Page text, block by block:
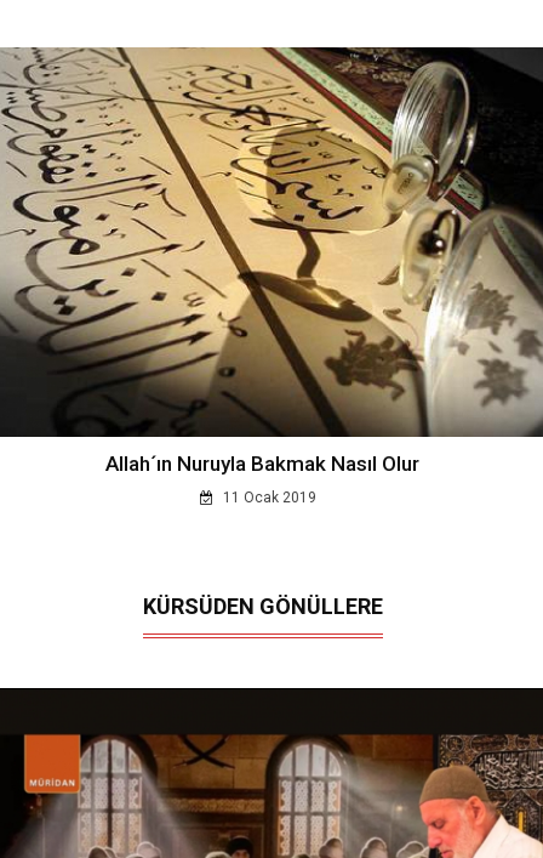
Allah´ın Nuruyla Bakmak Nasıl Olur
11 Ocak 2019
KÜRSÜDEN GÖNÜLLERE